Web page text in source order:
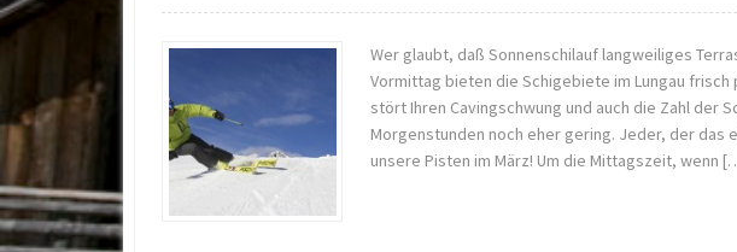
Wer glaubt, daß Sonnenschilauf langweiliges
Vormittag bieten die Schigebiete im Lungau
stört Ihren Cavingschwung und auch die Zahl der
Morgenstunden noch eher gering. Jeder, der das
unsere Pisten im März! Um die Mittagszeit, wenn